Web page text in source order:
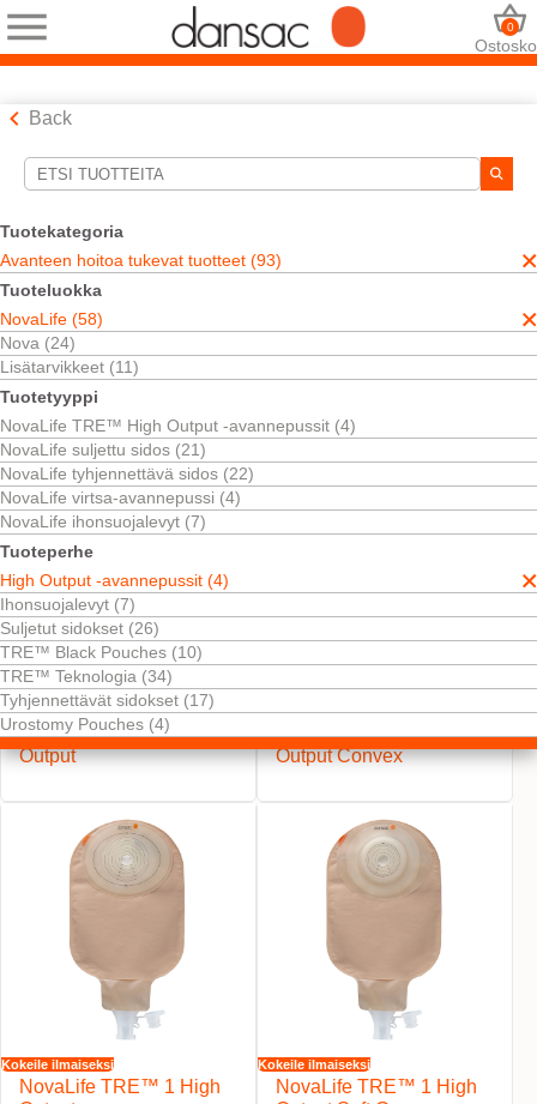
0
Back
Tuotekategoria
Avanteen hoitoa tukevat tuotteet (93)
Tuoteluokka
NovaLife (58)
Nova (24)
Lisätarvikkeet (11)
Tuotetyyppi
NovaLife TRE™ High Output -avannepussit (4)
NovaLife suljettu sidos (21)
NovaLife tyhjennettävä sidos (22)
NovaLife virtsa-avannepussi (4)
NovaLife ihonsuojalevyt (7)
Tuoteperhe
High Output -avannepussit (4)
Ihonsuojalevyt (7)
Suljetut sidokset (26)
TRE™ Black Pouches (10)
TRE™ Teknologia (34)
Tyhjennettävät sidokset (17)
Urostomy Pouches (4)
Hakutyökalut
Valintasi:
Avanteen hoitoa tukevat tuotteet
NovaLife
High Output -avannepussit
Valintasi vastasi4tuloksia
Järjestä:
Kokeile ilmaiseksi
NovaLife TRE™ 2 High
Output
Kokeile ilmaiseksi
NovaLife TRE™ 1 High
Output Convex
Kokeile ilmaiseksi
NovaLife TRE™ 1 High
Kokeile ilmaiseksi
NovaLife TRE™ 1 High